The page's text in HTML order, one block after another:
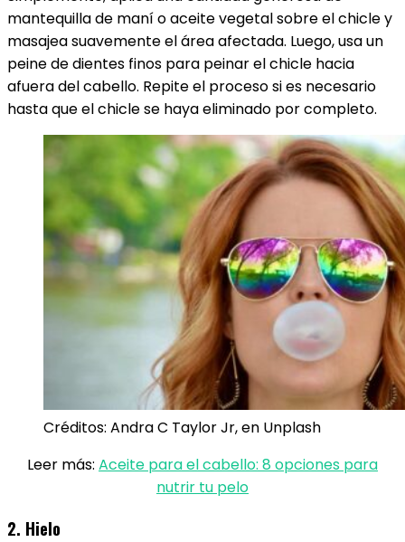
mantequilla de maní o aceite vegetal sobre el chicle y
masajea suavemente el área afectada. Luego, usa un
peine de dientes finos para peinar el chicle hacia
afuera del cabello. Repite el proceso si es necesario
hasta que el chicle se haya eliminado por completo.
Créditos: Andra C Taylor Jr, en Unplash
Leer más: Aceite para el cabello: 8 opciones para
nutrir tu pelo
2. Hielo